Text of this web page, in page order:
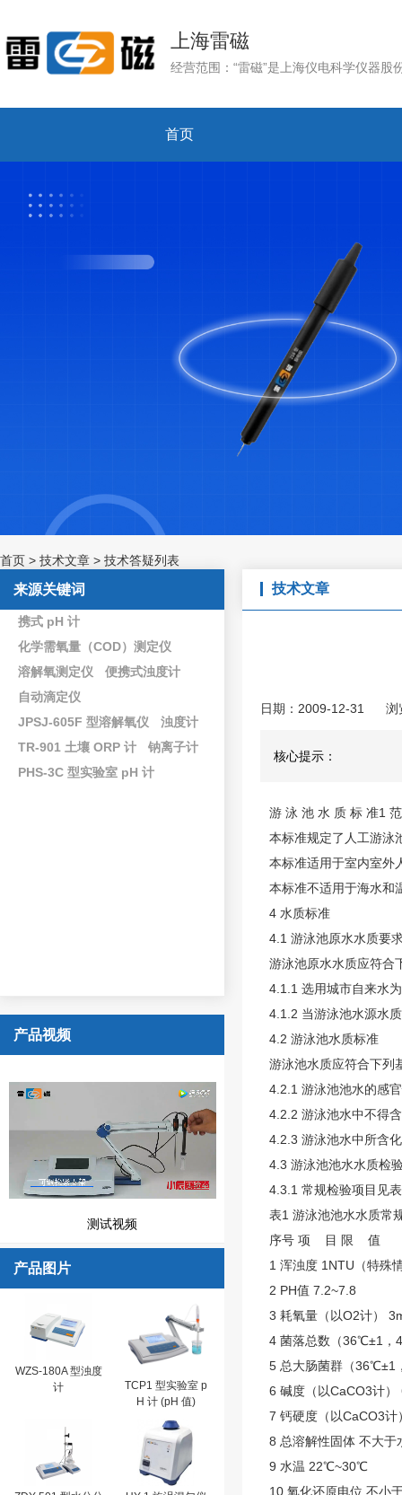
上海雷磁
首页
首页 > 技术文章 > 技术答疑列表
来源关键词
携式 pH 计
化学需氧量（COD）测定仪
溶解氧测定仪
便携式浊度计
自动滴定仪
JPSJ-605F 型溶解氧仪
浊度计
TR-901 土壤 ORP 计
钠离子计
PHS-3C 型实验室 pH 计
产品视频
测试视频
产品图片
WZS-180A 型浊度
计
TCP1 型实验室 p
H 计 (pH 值)
技术文章
日期：2009-12-31 浏
核心提示：
游 泳 池 水 质 标 准1
本标准规定了人工游泳
本标准适用于室内室外
本标准不适用于海水和
4 水质标准
4.1 游泳池原水水质要
游泳池原水水质应符合
4.1.1 选用城市自来水
4.1.2 当游泳池水源水
4.2 游泳池水质标准
游泳池水质应符合下列
4.2.1 游泳池池水的感
4.2.2 游泳池水中不得
4.2.3 游泳池水中所含
4.3 游泳池池水水质检
4.3.1 常规检验项目见
表1 游泳池池水水质常
序号 项 目 限 值
1 浑浊度 1NTU（特殊
2 PH值 7.2~7.8
3 耗氧量（以O2计）
4 菌落总数（36℃±1，
5 总大肠菌群（36℃±1
6 碱度（以CaCO3计
7 钙硬度（以CaCO3
8 总溶解性固体 不大
9 水温 22℃~30℃
10 氧化还原电位 不小